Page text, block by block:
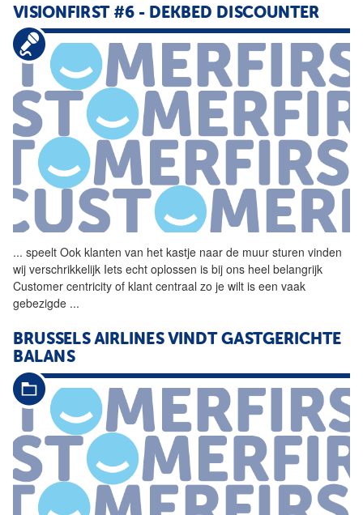
VISIONFIRST #6 - DEKBED DISCOUNTER
... speelt Ook klanten van het kastje naar de muur sturen vinden
wij verschrikkelijk Iets echt oplossen is bij ons heel belangrijk
Customer centricity of klant centraal zo je wilt is een vaak
gebezigde ...
BRUSSELS AIRLINES VINDT GASTGERICHTE
BALANS